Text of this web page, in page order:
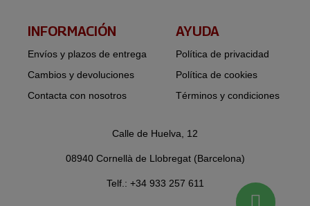
INFORMACIÓN​
Envíos y plazos de entrega
Cambios y devoluciones
Contacta con nosotros
AYUDA
Política de privacidad
Política de cookies
Términos y condiciones
Calle de Huelva, 12
08940 Cornellà de Llobregat (Barcelona)
Telf.: +34 933 257 611